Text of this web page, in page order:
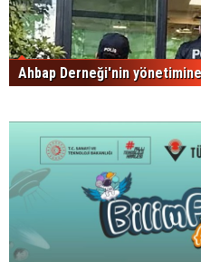
Ahbap Derneği'nin